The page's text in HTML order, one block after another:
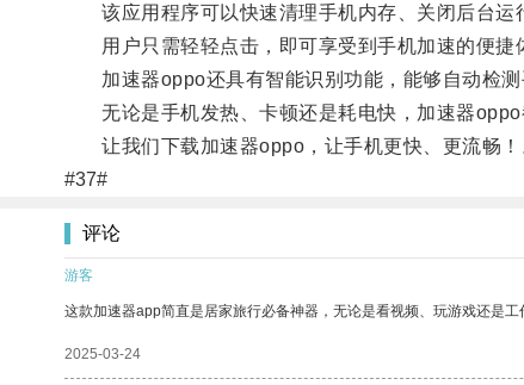
该应用程序可以快速清理手机内存、关闭后台运
用户只需轻轻点击，即可享受到手机加速的便捷
加速器oppo还具有智能识别功能，能够自动检测
无论是手机发热、卡顿还是耗电快，加速器oppo
让我们下载加速器oppo，让手机更快、更流畅！
#37#
评论
游客
这款加速器app简直是居家旅行必备神器，无论是看视频、玩游戏还是
2025-03-24